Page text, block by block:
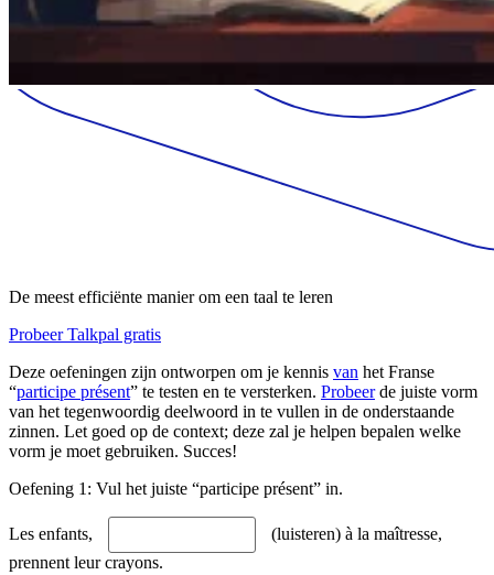
De meest efficiënte manier om een taal te leren
Probeer Talkpal gratis
Deze oefeningen zijn ontworpen om je kennis van het Franse
“participe présent” te testen en te versterken. Probeerde juiste vorm
van het tegenwoordig deelwoord in te vullen in de onderstaande
zinnen. Let goed op de context; deze zal je helpen bepalen welke
vorm je moet gebruiken. Succes!
Oefening 1: Vul het juiste “participe présent” in.
Les enfants,
(luisteren) à la maîtresse,
prennent leur crayons.